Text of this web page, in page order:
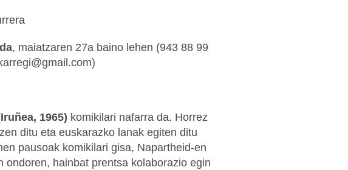
, maiatzaren 27a baino lehen (943 88 99
1965) komikilari nafarra da. Horrez
ditu eta euskarazko lanak egiten ditu
pausoak komikilari gisa, Napartheid-en
ondoren, hainbat prentsa kolaborazio egin